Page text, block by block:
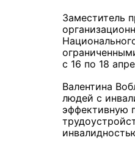
Заместитель
с 16 по 18
Валентина
людей с
эффективную